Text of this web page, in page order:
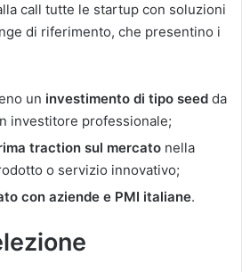
call tutte le startup con soluzioni
di riferimento, che presentino i
un investimento di tipo seed da
investitore professionale;
traction sul mercato nella
o servizio innovativo;
con aziende e PMI italiane.